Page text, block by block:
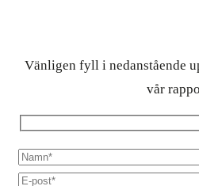
Vänligen fyll i nedanstående
vår